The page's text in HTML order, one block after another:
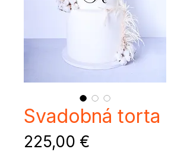
Svadobná torta
225,00 €